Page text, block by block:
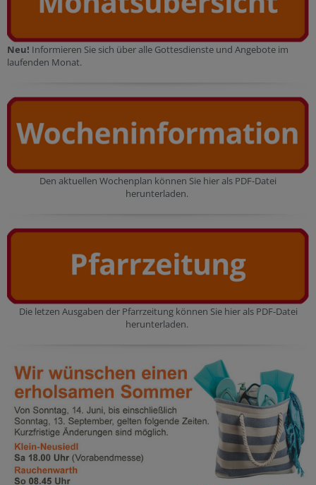
Neu! Informieren Sie sich über alle Gottesdienste und Angebote im
laufenden Monat.
Den aktuellen Wochenplan können Sie hier als PDF-Datei
herunterladen.
Die letzen Ausgaben der Pfarrzeitung können Sie hier als PDF-Datei
herunterladen.